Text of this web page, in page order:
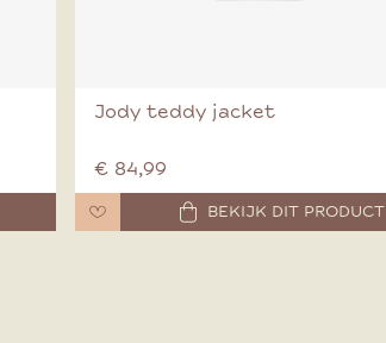
Jody teddy jacket
€ 84,99
BEKIJK DIT PRODUCT